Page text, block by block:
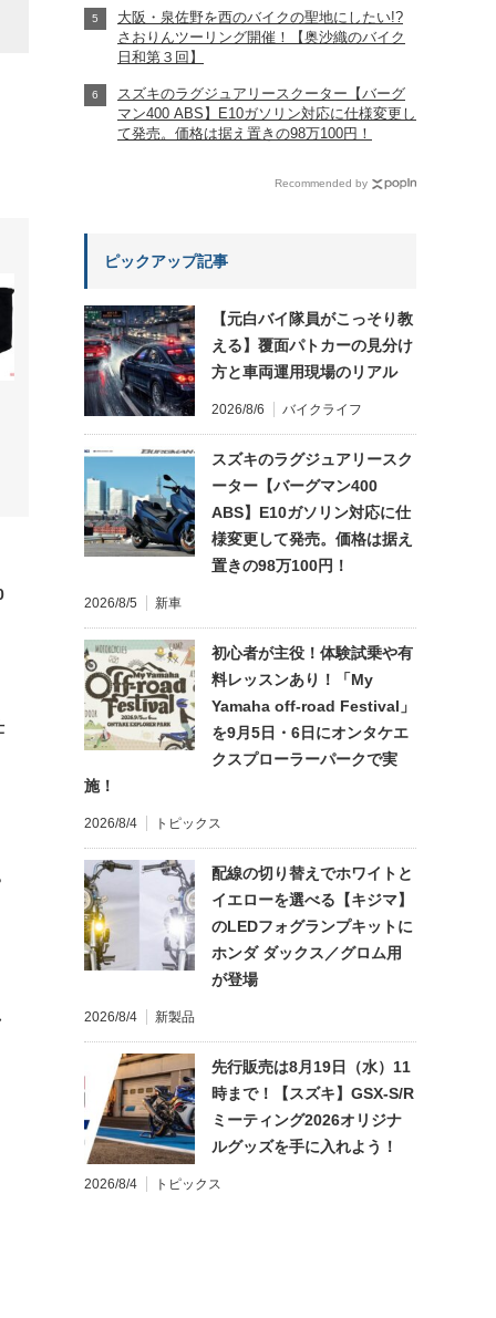
MIDベスト（表）・ライトグレー／ブラック（左）、
【Honda2026新車ニュース】
大阪・泉佐野を西のバイクの聖地にしたい!?
さおりんツーリング開催！【奥沙織のバイク
日和第３回】
スズキのラグジュアリースクーター【バーグ
マン400 ABS】E10ガソリン対応に仕様変更し
て発売。価格は据え置きの98万100円！
Recommended by
ピックアップ記事
【元白バイ隊員がこっそり教
える】覆面パトカーの見分け
方と車両運用現場のリアル
2026/8/6 バイクライフ
スズキのラグジュアリースク
ーター【バーグマン400
ABS】E10ガソリン対応に仕
様変更して発売。価格は据え
置きの98万100円！
2026/8/5 新車
初心者が主役！体験試乗や有
料レッスンあり！「My
Yamaha off-road Festival」
を9月5日・6日にオンタケエ
クスプローラーパークで実
施！
2026/8/4 トピックス
配線の切り替えでホワイトと
イエローを選べる【キジマ】
のLEDフォグランプキットに
ホンダ ダックス／グロム用
が登場
2026/8/4 新製品
先行販売は8月19日（水）11
時まで！【スズキ】GSX-S/R
ミーティング2026オリジナ
ルグッズを手に入れよう！
2026/8/4 トピックス